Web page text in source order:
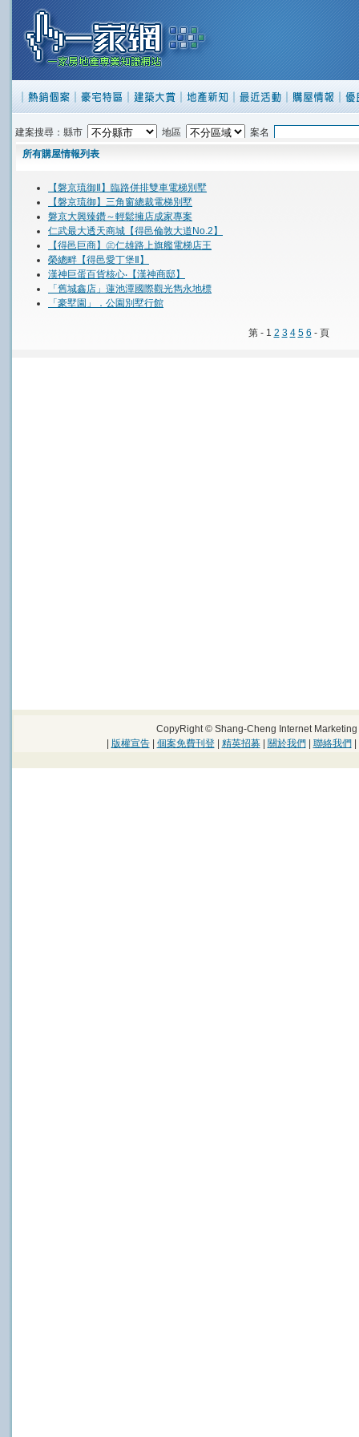
建案搜尋：縣市 地區
案名
所有購屋情報列表
【磐京琉御Ⅱ】臨路併排雙車電梯別墅
【磐京琉御】三角窗總裁電梯別墅
磐京大興臻鑽～輕鬆擁店成家專案
仁武最大透天商城【得邑倫敦大道No.2】
【得邑巨商】㊣仁雄路上旗艦電梯店王
榮總畔【得邑愛丁堡Ⅱ】
漢神巨蛋百貨核心‧【漢神商邸】
「舊城鑫店」蓮池潭國際觀光雋永地標
「豪墅園」．公園別墅行館
第 - 1 2 3 4 5 6 - 頁
CopyRight © Shang-Cheng Internet
版權宣告| 個案免費刊登| 精英招募| 關於我們 聯絡我們